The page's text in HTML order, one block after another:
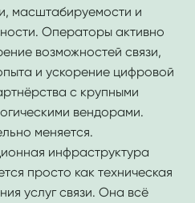
масштабируемости и
Операторы активно
возможностей связи,
и ускорение цифровой
с крупными
вендорами.
меняется.
инфраструктура
просто как техническая
услуг связи. Она всё